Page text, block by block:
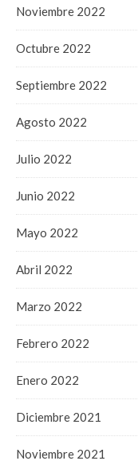
Noviembre 2022
Octubre 2022
Septiembre 2022
Agosto 2022
Julio 2022
Junio 2022
Mayo 2022
Abril 2022
Marzo 2022
Febrero 2022
Enero 2022
Diciembre 2021
Noviembre 2021